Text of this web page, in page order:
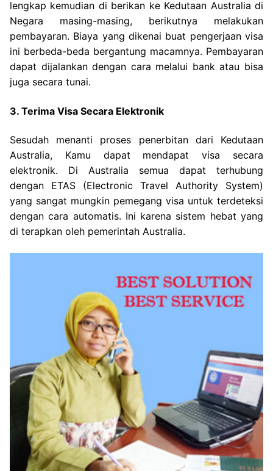
lengkap kemudian di berikan ke Kedutaan Australia di
Negara masing-masing, berikutnya melakukan
pembayaran. Biaya yang dikenai buat pengerjaan visa
ini berbeda-beda bergantung macamnya. Pembayaran
dapat dijalankan dengan cara melalui bank atau bisa
juga secara tunai.
3. Terima Visa Secara Elektronik
Sesudah menanti proses penerbitan dari Kedutaan
Australia, Kamu dapat mendapat visa secara
elektronik. Di Australia semua dapat terhubung
dengan ETAS (Electronic Travel Authority System)
yang sangat mungkin pemegang visa untuk terdeteksi
dengan cara automatis. Ini karena sistem hebat yang
di terapkan oleh pemerintah Australia.